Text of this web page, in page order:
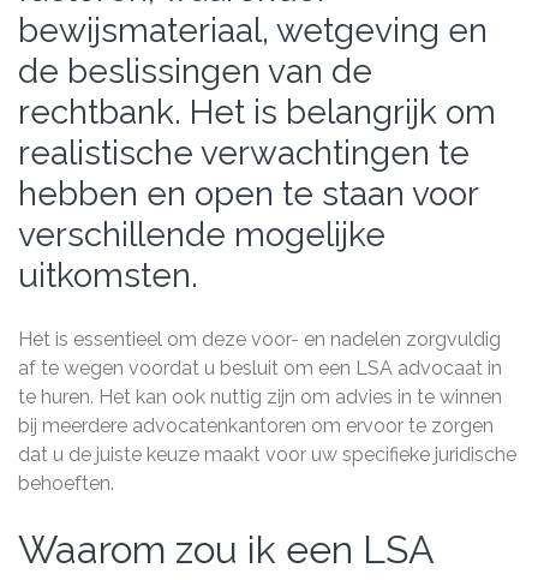
bewijsmateriaal, wetgeving en
de beslissingen van de
rechtbank. Het is belangrijk om
realistische verwachtingen te
hebben en open te staan voor
verschillende mogelijke
uitkomsten.
Het is essentieel om deze voor- en nadelen zorgvuldig
af te wegen voordat u besluit om een LSA advocaat in
te huren. Het kan ook nuttig zijn om advies in te winnen
bij meerdere advocatenkantoren om ervoor te zorgen
dat u de juiste keuze maakt voor uw specifieke juridische
behoeften.
Waarom zou ik een LSA